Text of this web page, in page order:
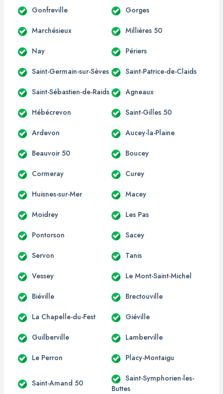
Gonfreville Gorges
Marchésieux Millières 50
Nay Périers
Saint-Germain-sur-Sèves Saint-Patrice-de-Claids
Saint-Sébastien-de-Raids Agneaux
Hébécrevon Saint-Gilles 50
Ardevon Aucey-la-Plaine
Beauvoir 50 Boucey
Cormeray Curey
Huisnes-sur-Mer Macey
Moidrey Les Pas
Pontorson Sacey
Servon Tanis
Vessey Le Mont-Saint-Michel
Biéville Brectouville
La Chapelle-du-Fest Giéville
Guilberville Lamberville
Le Perron Placy-Montaigu
Saint-Amand 50
Saint-Symphorien-les-
Buttes